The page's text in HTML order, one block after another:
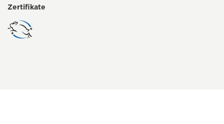
Zertifikate